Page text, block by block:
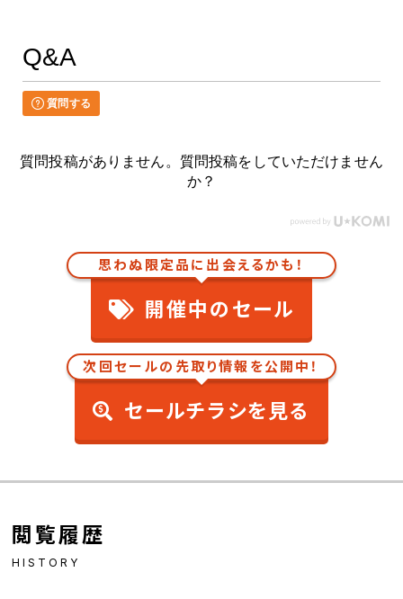
Q&A
質問する
質問投稿がありません。質問投稿をしていただけません
か？
思わぬ限定品に出会えるかも！
開催中のセール
次回セールの先取り情報を公開中！
セールチラシを見る
閲覧履歴
HISTORY